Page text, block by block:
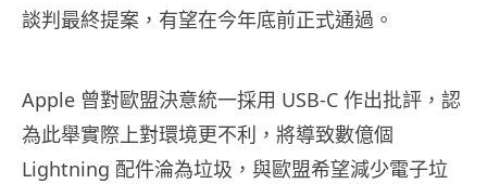
談判最終提案，有望在今年底前正式通過。
Apple 曾對歐盟決意統一採用 USB-C 作出批評，認
為此舉實際上對環境更不利，將導致數億個
Lightning 配件淪為垃圾，與歐盟希望減少電子垃